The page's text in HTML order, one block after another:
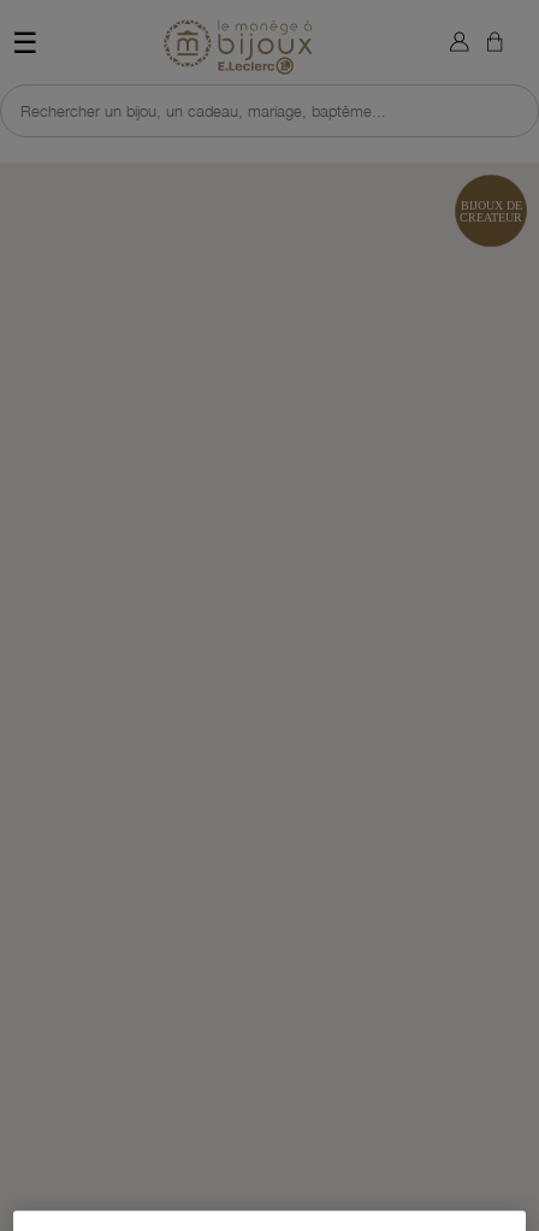
☰ Retour à l'accueil du site
Rechercher un bijou, un cadeau, mariage, baptême...
×